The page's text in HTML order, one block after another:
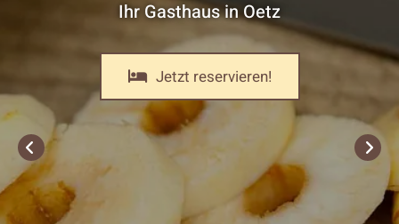
Ihr Gasthaus in Oetz
Jetzt reservieren!